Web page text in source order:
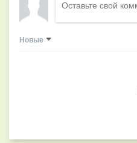
Новые